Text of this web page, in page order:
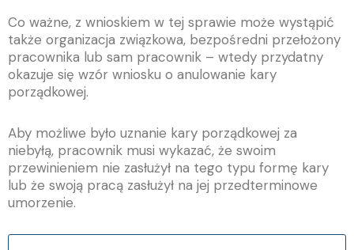
Co ważne, z wnioskiem w tej sprawie może wystąpić
także organizacja związkowa, bezpośredni przełożony
pracownika lub sam pracownik – wtedy przydatny
okazuje się wzór wniosku o anulowanie kary
porządkowej.
Aby możliwe było uznanie kary porządkowej za
niebyłą, pracownik musi wykazać, że swoim
przewinieniem nie zasłużył na tego typu formę kary
lub że swoją pracą zasłużył na jej przedterminowe
umorzenie.